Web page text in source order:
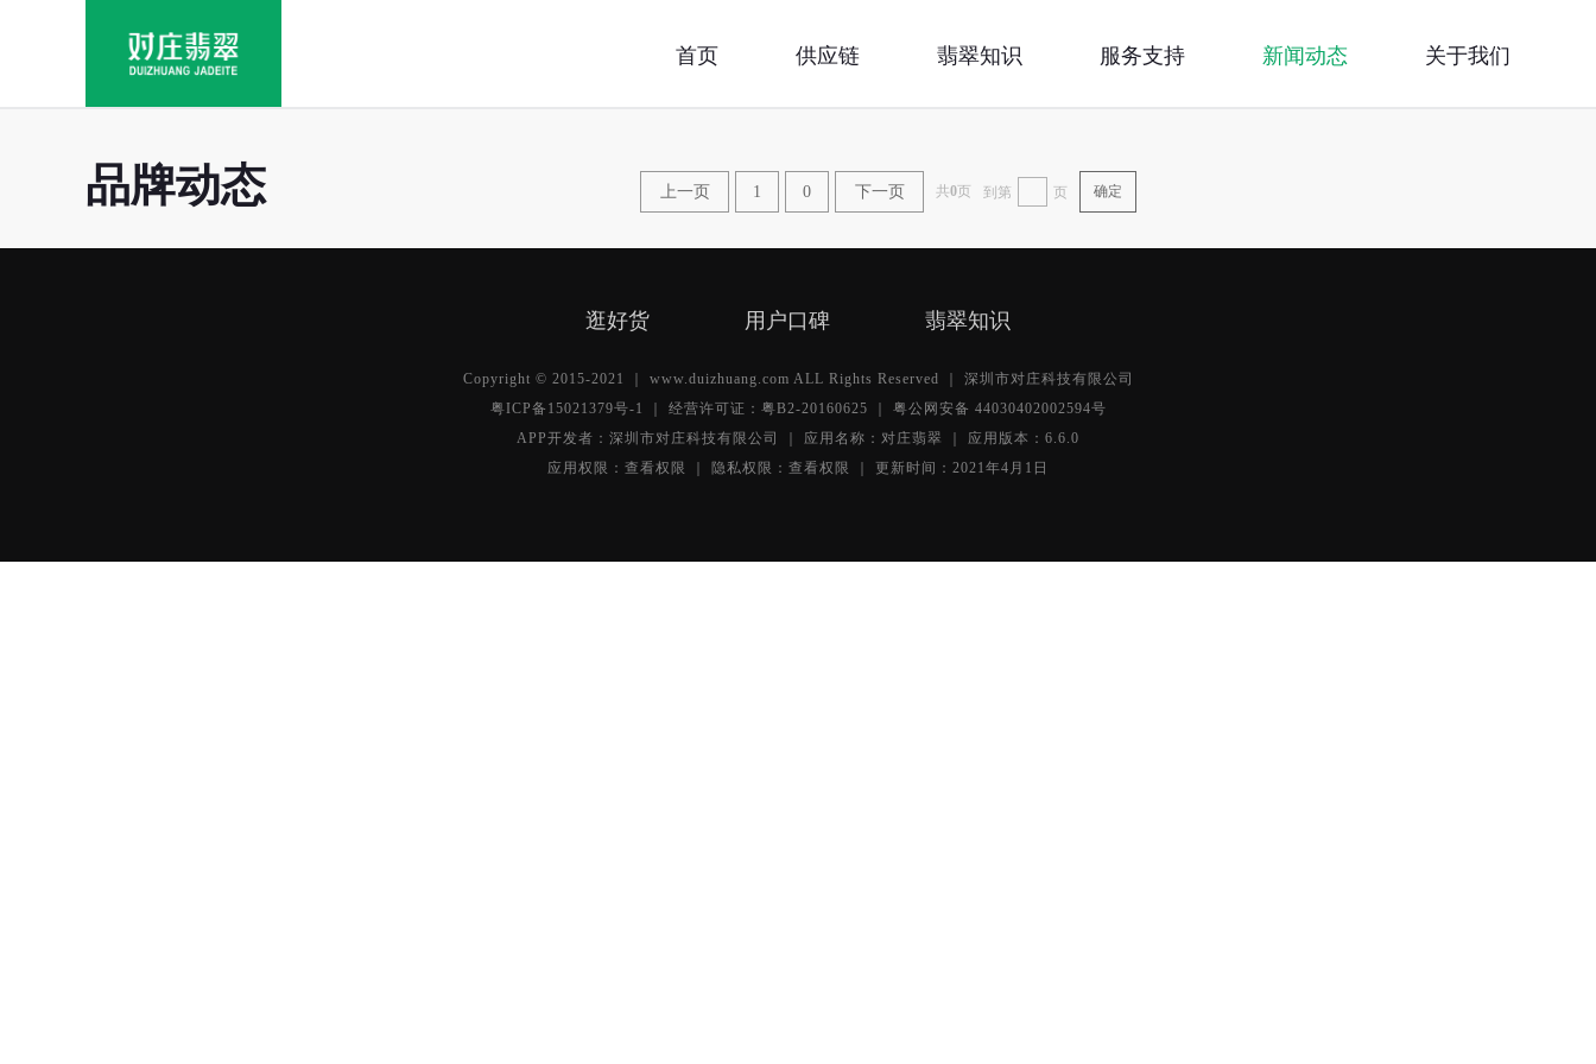
首页 供应链 翡翠知识 服务支持 新闻动态 关于我们
品牌动态 上一页 1 0 下一页 共0页 到第 页 确定
逛好货 用户口碑 翡翠知识
Copyright © 2015-2021 ｜ www.duizhuang.com ALL Rights Reserved ｜ 深圳市对庄科技有限公司
粤ICP备15021379号-1
｜ 经营许可证：粤B2-20160625 ｜ 粤公网安备 44030402002594号
APP开发者：深圳市对庄科技有限公司 ｜ 应用名称：对庄翡翠 ｜ 应用版本：6.6.0
应用权限： 查看权限 ｜ 隐私权限： 查看权限 ｜ 更新时间：2021年4月1日